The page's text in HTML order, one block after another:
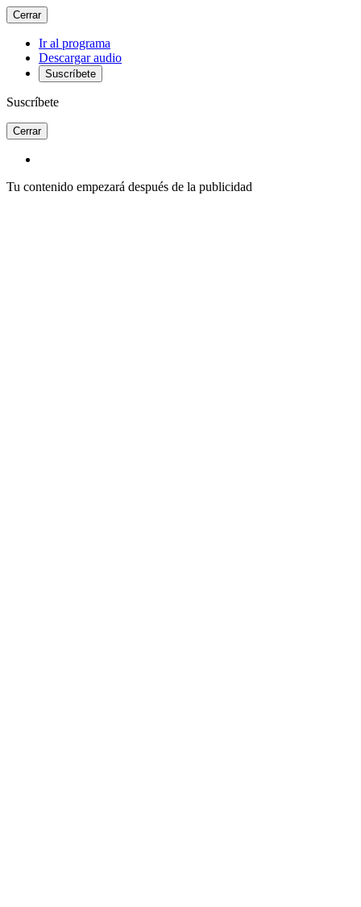
Cerrar
Ir al programa
Descargar audio
Suscríbete
Suscríbete
Cerrar
Tu contenido empezará después de la publicidad